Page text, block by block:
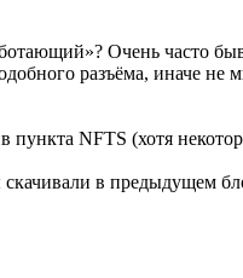
Очень часто
разъёма, иначе
NFTS (хотя
в предыдущем